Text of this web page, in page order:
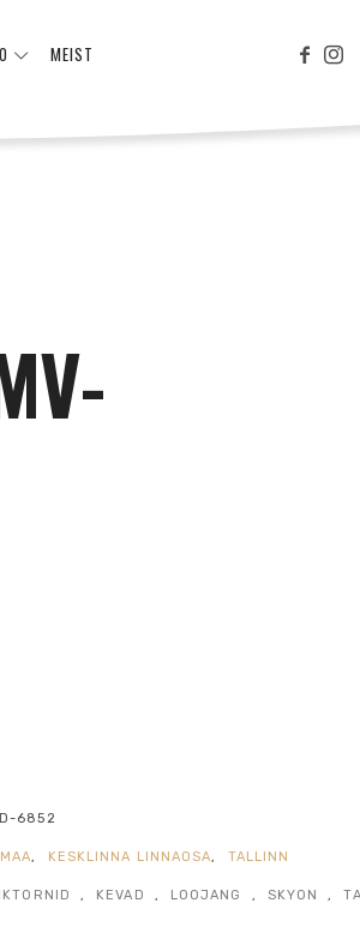
MEIST
6852
, KESKLINNA LINNAOSA, TALLINN
, KEVAD , LOOJANG , SKYON ,